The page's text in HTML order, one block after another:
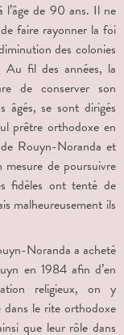
l’âge de 90 ans. Il ne
faire rayonner la foi
des colonies
fil des années, la
de conserver son
âgés, se sont dirigés
prêtre orthodoxe en
Rouyn-Noranda et
de poursuivre
fidèles ont tenté de
malheureusement ils
Noranda a acheté
en 1984 afin d’en
religieux, on y
le rite orthodoxe
que leur rôle dans